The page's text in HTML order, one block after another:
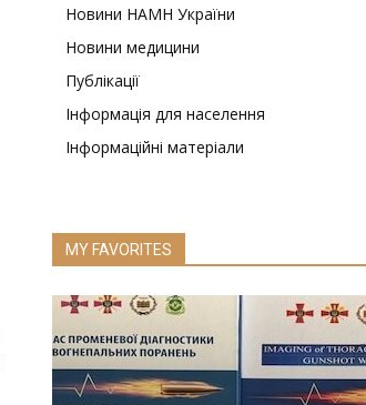
Новини НАМН України
Новини медицини
Публікації
Інформація для населення
Інформаційні матеріали
MY FAVORITES